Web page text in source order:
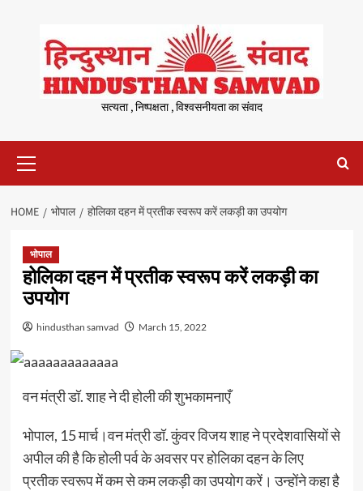
content
सत्यता , निष्पक्षता , विश्वसनीयता का संवाद
Menu
HOME भोपाल होलिका दहन में प्रतीक स्वरूप करें लकड़ी का उपयोग
भोपाल
होलिका दहन में प्रतीक स्वरूप करें लकड़ी का
उपयोग
hindusthan samvad March 15, 2022
वन मंत्री डॉ. शाह ने दी होली की शुभकामनाएँ
भोपाल, 15 मार्च।वन मंत्री डॉ. कुंवर विजय शाह ने प्रदेशवासियों से
अपील की है कि होली पर्व के अवसर पर होलिका दहन के लिए
प्रतीक स्वरूप में कम से कम लकड़ी का उपयोग करें। उन्होंने कहा है